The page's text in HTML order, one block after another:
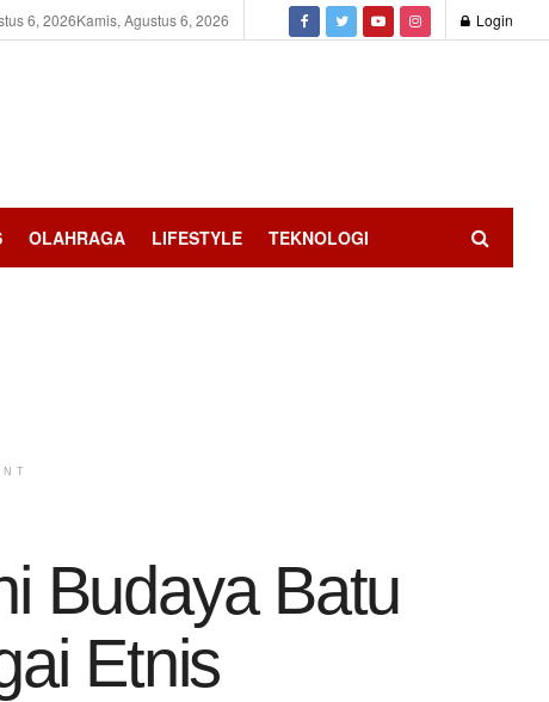
6, 2026Kamis, Agustus 6, 2026 Login
OLAHRAGA LIFESTYLE TEKNOLOGI
Budaya Batu
Etnis